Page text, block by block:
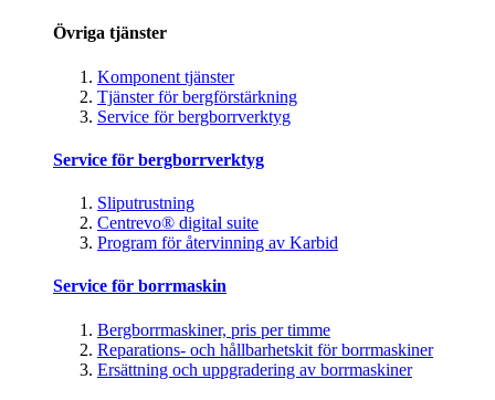
Övriga tjänster
Komponent tjänster
Tjänster för bergförstärkning
Service för bergborrverktyg
Service för bergborrverktyg
Sliputrustning
Centrevo® digital suite
Program för återvinning av Karbid
Service för borrmaskin
Bergborrmaskiner, pris per timme
Reparations- och hållbarhetskit för borrmaskiner
Ersättning och uppgradering av borrmaskiner